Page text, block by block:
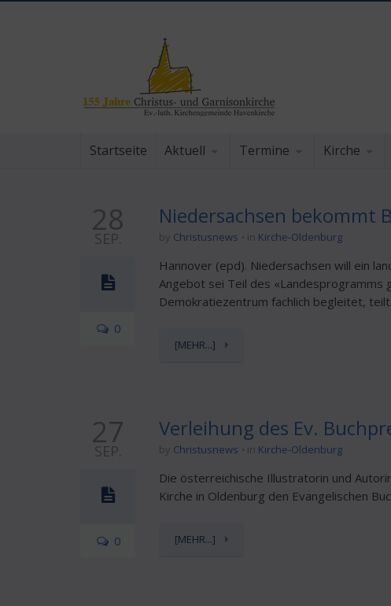
Startseite Aktuell Termine Kirche
28
SEP.
0
Niedersachsen bekommt
by Christusnews in Kirche-Oldenburg
Hannover (epd). Niedersachsen will ein
Angebot sei Teil des «Landesprogramms
Demokratiezentrum fachlich begleitet,
[MEHR...]
27
SEP.
0
Verleihung des Ev.
by Christusnews in Kirche-Oldenburg
Die österreichische Illustratorin und
Kirche in Oldenburg den Evangelischen
[MEHR...]